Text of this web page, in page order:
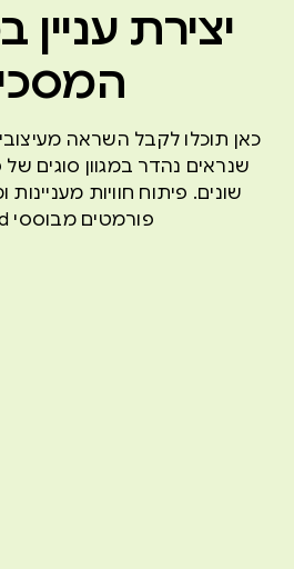
יצירת עניין
כאן תוכלו לקבל השראה
שנראים נהדר במגוון סוגים
שונים. פיתוח חוויות מעניינות
פורמטים מבוססי Android.